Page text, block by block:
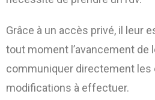
Grâce à un accès privé, il leur
tout moment l’avancement de
communiquer directement les
modifications à effectuer.